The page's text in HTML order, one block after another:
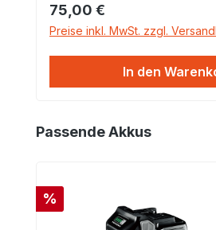
Regulärer Preis:
75,00 €
Preise inkl. MwSt. zzgl.
In den
Produktgalerie überspringen
Passende Akkus
Rabatt
%